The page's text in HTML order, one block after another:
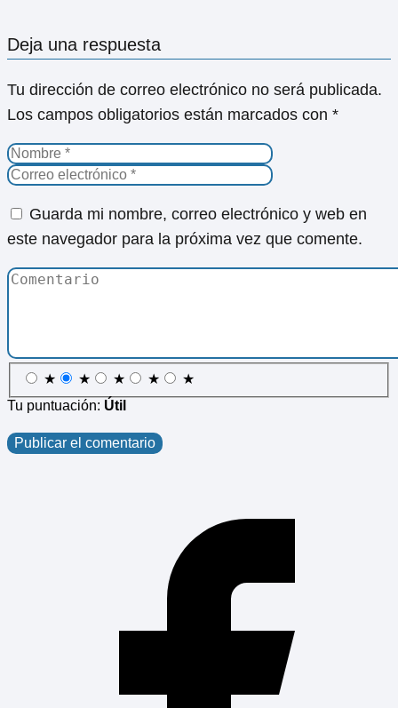
Deja una respuesta
Tu dirección de correo electrónico no será publicada.
Los campos obligatorios están marcados con *
Guarda mi nombre, correo electrónico y web en
este navegador para la próxima vez que comente.
★ ★ ★ ★
★
Tu puntuación: Útil